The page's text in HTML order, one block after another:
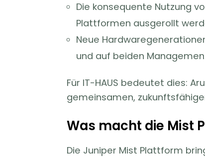
Die konsequente Nutzung
Plattformen ausgerollt
Neue
und auf beiden
Für IT-HAUS bedeutet dies:
gemeinsamen,
Was macht die Mist
Die Juniper Mist Plattform